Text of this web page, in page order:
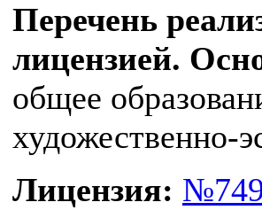
Перечень
лицензией.
общее
художественно-
Лицензия: